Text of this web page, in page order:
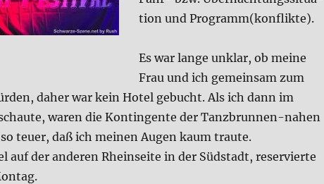
ti­on und Programm(konflikte).
Es war lan­ge unklar, ob mei­ne
Frau und ich gemein­sam zum
daher war kein Hotel gebucht. Als ich dann im
waren die Kon­tin­gen­te der Tanz­brun­nen-nahen
teu­er, daß ich mei­nen Augen kaum trau­te.
auf der ande­ren Rhein­sei­te in der Süd­stadt, reser­vier­te